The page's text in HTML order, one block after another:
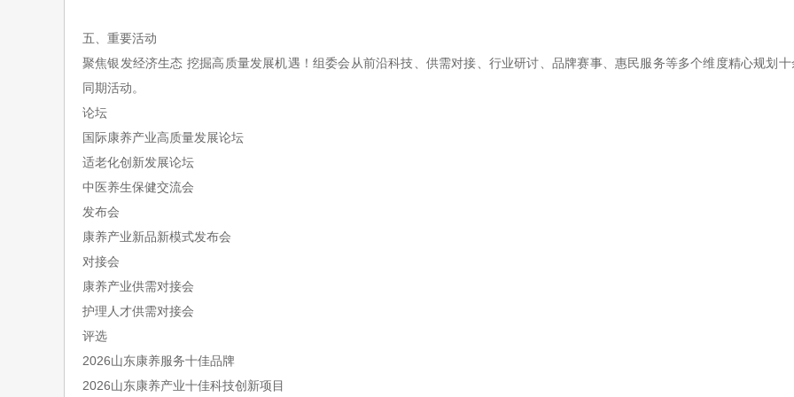
五、 重要活动
聚焦银发经济生态 挖掘高质量发展机遇！组委会从前沿科技、供需对接、行业研讨、品牌赛事、惠民服务等多个维度精心规划十
同期活动。
论坛
国际康养产业高质量发展论坛
适老化创新发展论坛
中医养生保健交流会
发布会
康养产业新品新模式发布会
对接会
康养产业供需对接会
护理人才供需对接会
评选
2026山东康养服务十佳品牌
2026山东康养产业十佳科技创新项目